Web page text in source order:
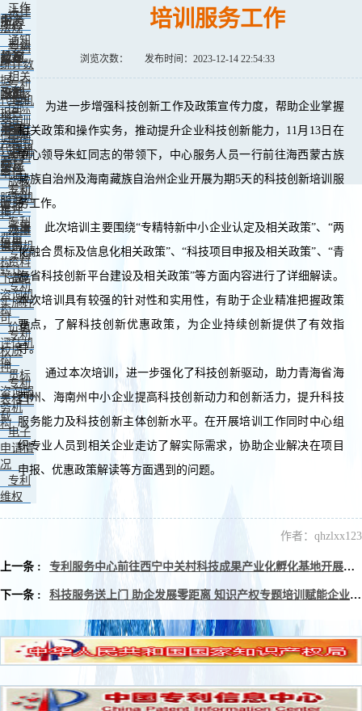
工作
动态
通知
公告
法律
法规
司法
解释
相关
政策
国际
条约
案例
分析
中心
专利
统计数
据
预警
报告
知识
产权智
库
服务
机构
专利
代理机
构
商标
代理机
构
版权
服务机
构
法律
咨询机
构
战略
咨询机
构
价值
评估机
构
贯标
咨询服
务机
构
教育
培训
培训
信息
培训
资料
专利
事务
专利
申请
专利
审批
专利
费用
专利
转让
专利
实施许
可
专利
权质
押
专利
表格下
载
电子
申请情
况
专利
维权
展示
交易
专利
推介
需求
信息
便民
服务
办事
指南
资料
下载
培训服务工作
浏览次数： 发布时间：2023-12-14 22:54:33
为进一步增强科技创新工作及政策宣传力度，帮助企业掌握
相关政策和操作实务，推动提升企业科技创新能力，11月13日在
中心领导朱虹同志的带领下，中心服务人员一行前往海西蒙古族
藏族自治州及海南藏族自治州企业开展为期5天的科技创新培训服
务工作。
此次培训主要围绕“专精特新中小企业认定及相关政策”、“两
化融合贯标及信息化相关政策”、“科技项目申报及相关政策”、“青
海省科技创新平台建设及相关政策”等方面内容进行了详细解读。
本次培训具有较强的针对性和实用性，有助于企业精准把握政策
要点，了解科技创新优惠政策，为企业持续创新提供了有效指
导。
通过本次培训，进一步强化了科技创新驱动，助力青海省海
西州、海南州中小企业提高科技创新动力和创新活力，提升科技
服务能力及科技创新主体创新水平。在开展培训工作同时中心组
织专业人员到相关企业走访了解实际需求，协助企业解决在项目
申报、优惠政策解读等方面遇到的问题。
作者：qhzlxx123
上一条 : 专利服务中心前往西宁中关村科技成果产业化孵化基地开展知识产权培训工作
下一条 : 科技服务送上门 助企发展零距离 知识产权专题培训赋能企业发展